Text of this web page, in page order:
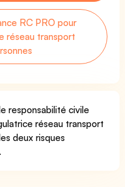
RC PRO pour
réseau transport
responsabilité civile
réseau transport
deux risques